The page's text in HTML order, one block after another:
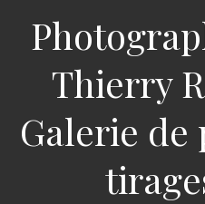
Thierry
Galerie de